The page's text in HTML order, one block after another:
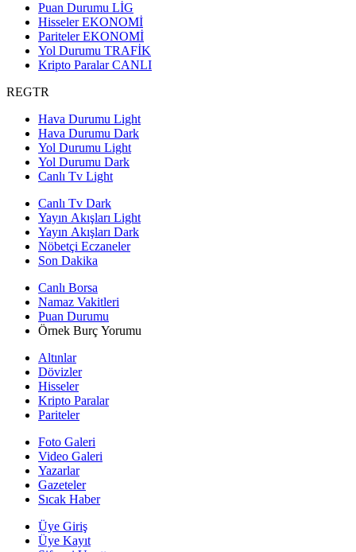
Puan Durumu LİG
HisselerEKONOMİ
ParitelerEKONOMİ
Yol Durumu TRAFİK
Kripto ParalarCANLI
REGTR
Hava Durumu Light
Hava Durumu Dark
Yol Durumu Light
Yol Durumu Dark
Canlı Tv Light
Canlı Tv Dark
Yayın Akışları Light
Yayın Akışları Dark
Nöbetçi Eczaneler
Son Dakika
Canlı Borsa
Namaz Vakitleri
Puan Durumu
Örnek Burç Yorumu
Altınlar
Dövizler
Hisseler
Kripto Paralar
Pariteler
Foto Galeri
Video Galeri
Yazarlar
Gazeteler
Sıcak Haber
Üye Giriş
Üye Kayıt